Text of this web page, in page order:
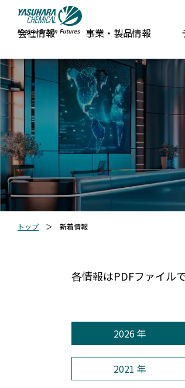
会社情報 事業・製品情報
トップ ＞ 新着情報
各情報はPDFファイル
2026 年
2021 年